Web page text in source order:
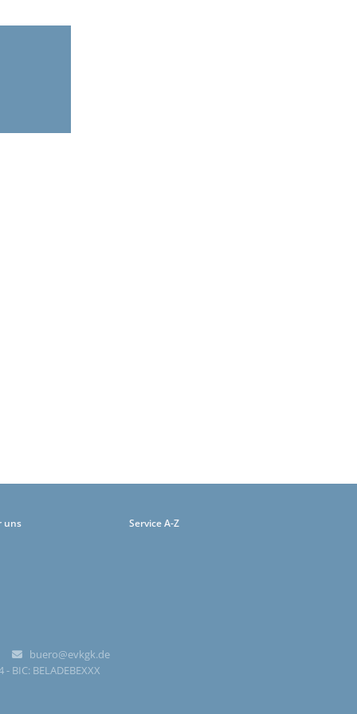
uns Service A-Z
buero@evkgk.de
BELADEBEXXX